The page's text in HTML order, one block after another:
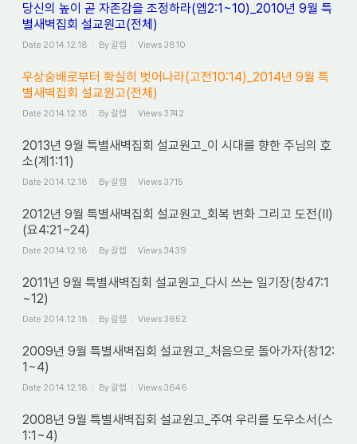
당신의 높이 곧 자존감을 조정하라(엡2:1~10)_2010년 9월 특
별새벽집회 설교원고(전체)
Date 2014.12.18 By갈렙 Views 3810
우상숭배로부터 확실히 벗어나라(고전10:14)_2014년 9월 특
별새벽집회 설교원고(전체)
Date 2014.12.18 By갈렙 Views 3742
2013년 9월 특별새벽집회 설교원고_이 시대를 향한 주님의 호
소(계1:11)
Date 2014.12.18 By갈렙 Views 3715
2012년 9월 특별새벽집회 설교원고_회복 변화 그리고 도전(II)
(요4:21~24)
Date 2014.12.18 By갈렙 Views 3439
2011년 9월 특별새벽집회 설교원고_다시 쓰는 일기장(창47:1
~12)
Date 2014.12.18 By갈렙 Views 3652
2009년 9월 특별새벽집회 설교원고_처음으로 돌아가자(창12:
1~4)
Date 2014.12.18 By갈렙 Views 3646
2008년 9월 특별새벽집회 설교원고_주여 우리를 도우소서(스
1:1~4)